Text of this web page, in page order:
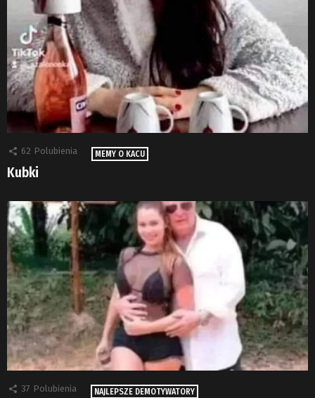
62 Polubienia MEMY O KACU
Kubki
37 Polubienia NAJLEPSZE DEMOTYWATORY